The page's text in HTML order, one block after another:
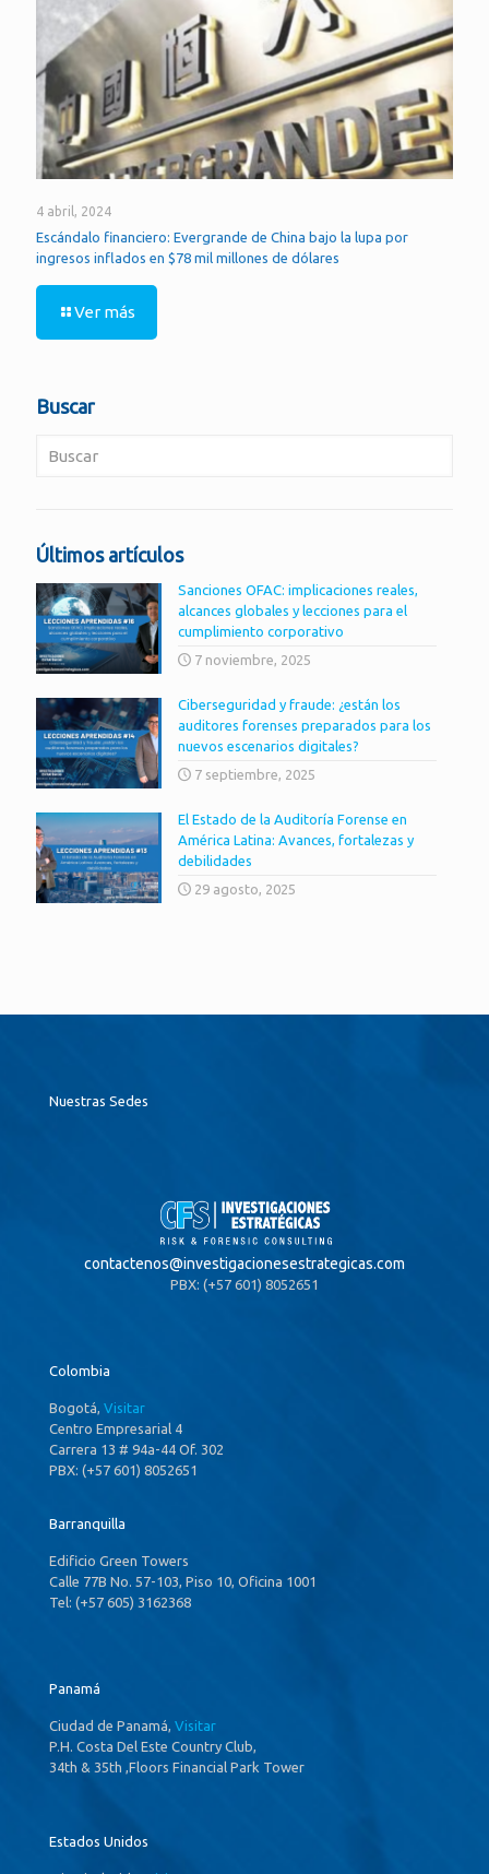
4 abril, 2024
Escándalo financiero: Evergrande de China bajo la lupa por
ingresos inflados en $78 mil millones de dólares
Ver más
Buscar
Últimos artículos
Sanciones OFAC: implicaciones reales,
alcances globales y lecciones para el
cumplimiento corporativo
7 noviembre, 2025
Ciberseguridad y fraude: ¿están los
auditores forenses preparados para los
nuevos escenarios digitales?
7 septiembre, 2025
El Estado de la Auditoría Forense en
América Latina: Avances, fortalezas y
debilidades
29 agosto, 2025
Nuestras Sedes
contactenos@investigacionesestrategicas.com
PBX: (+57 601) 8052651
Colombia
Bogotá, Visitar
Centro Empresarial 4
Carrera 13 # 94a-44 Of. 302
PBX: (+57 601) 8052651
Barranquilla
Edificio Green Towers
Calle 77B No. 57-103, Piso 10, Oficina 1001
Tel: (+57 605) 3162368
Panamá
Ciudad de Panamá, Visitar
P.H. Costa Del Este Country Club,
34th & 35th ,Floors Financial Park Tower
Estados Unidos